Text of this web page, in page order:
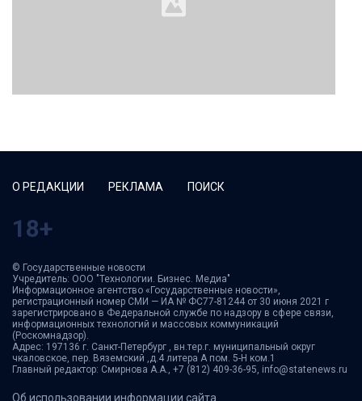
О РЕДАКЦИИ РЕКЛАМА ПОИСК
18+
© Государственные новости
Учредитель: ООО "Технологии. Бизнес. Медиа"
Информационное агентство «Государственные новости»,
регистрационный номер СМИ — ИА № ФС77-81244 от 30 июня 2021 г
зарегистрировано в Федеральной службе по надзору в сфере связи,
информационных технологий и массовых коммуникаций
(Роскомнадзор).
Адрес: 197136 г. Санкт-Петербург , вн.тер.г. муниципальный округ
чкаловское, пер. Вяземский ,д.4 литера А пом. 5-Н ком.1
Главный редактор: Смирнова А.А., +7 (812) 409-36-95, info@statenews.ru
Об использовании информации сайта